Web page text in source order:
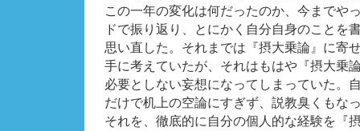
この一年の変化は何だったのか、今までや
ドで振り返り、とにかく自分自身のことを
思い直した。それまでは『摂大乗論』に寄
手に考えていたが、それはもはや『摂大乗
必要としない妄想になってしまっていた。
だけで机上の空論にすぎず、説教臭くもな
それを、徹底的に自分の個人的な経験を『